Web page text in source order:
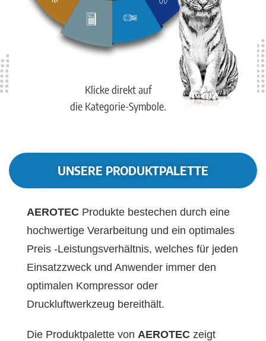
Klicke direkt auf
die Kategorie-Symbole.
UNSERE PRODUKTPALETTE
AEROTEC Produkte bestechen durch eine
hochwertige Verarbeitung und ein optimales
Preis -Leistungsverhältnis, welches für jeden
Einsatzzweck und Anwender immer den
optimalen Kompressor oder
Druckluftwerkzeug bereithält.
Die Produktpalette von AEROTEC zeigt